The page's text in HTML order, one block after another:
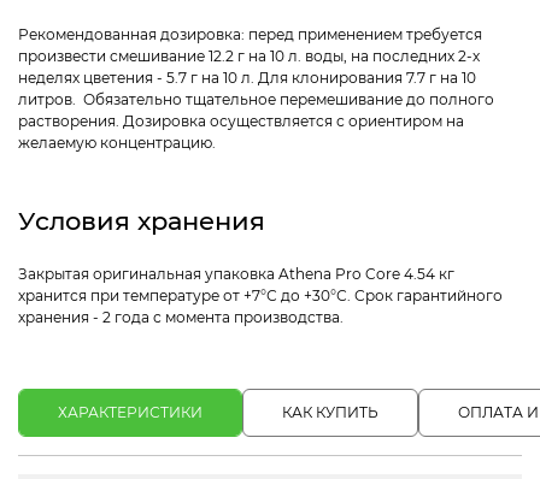
Рекомендованная дозировка: перед применением требуется
произвести смешивание 12.2 г на 10 л. воды, на последних 2-х
неделях цветения - 5.7 г на 10 л. Для клонирования 7.7 г на 10
литров. Обязательно тщательное перемешивание до полного
растворения. Дозировка осуществляется с ориентиром на
желаемую концентрацию.
Условия хранения
Закрытая оригинальная упаковка Athena Pro Core 4.54 кг
хранится при температуре от +7°С до +30°С. Срок гарантийного
хранения - 2 года с момента производства.
ХАРАКТЕРИСТИКИ КАК КУПИТЬ ОПЛАТА